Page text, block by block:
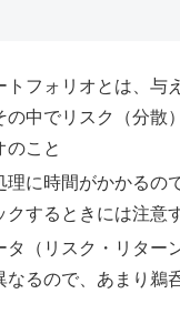
トフォリオとは、与
の中でリスク（分散
のこと
理に時間がかかるの
クするときには注意
タ（リスク・リター
なるので、あまり鵜